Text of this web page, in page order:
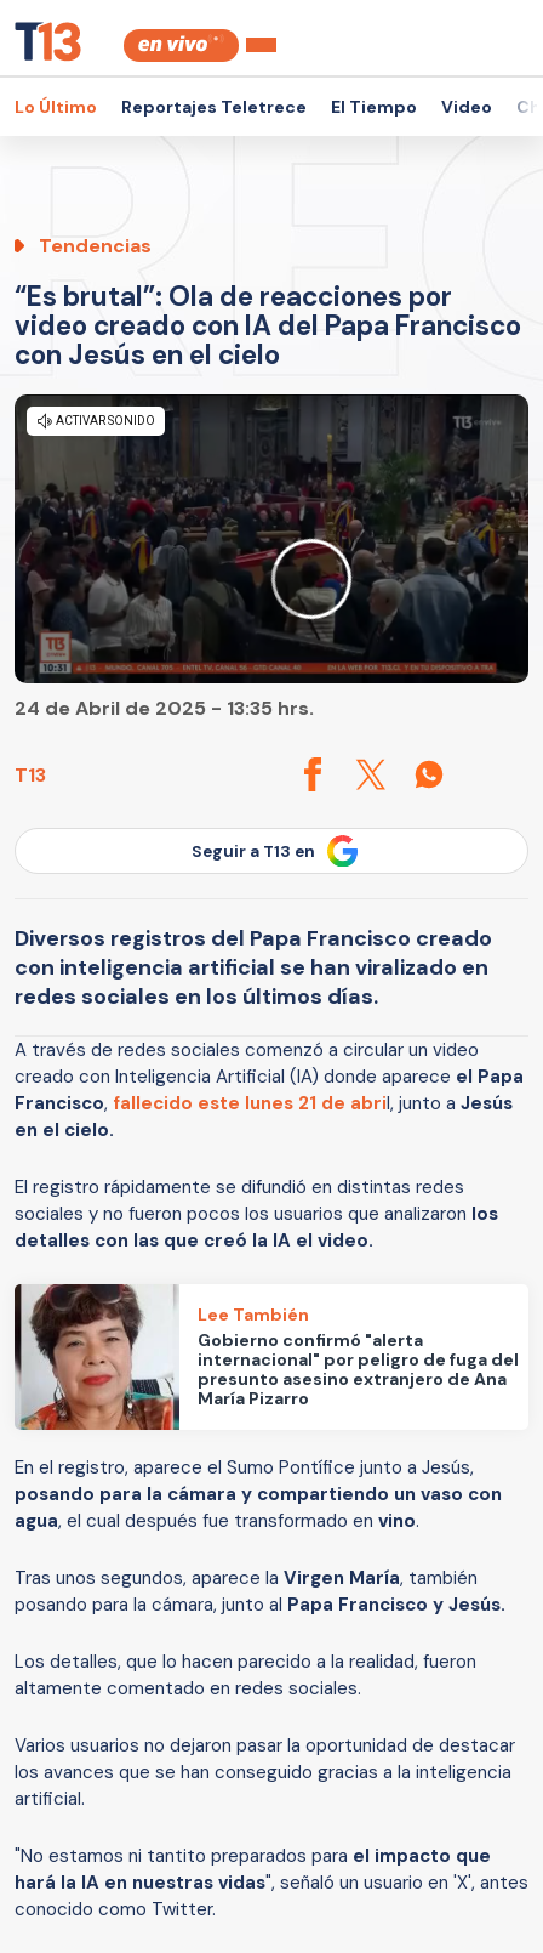
Lo Último Reportajes Teletrece El Tiempo Video
Tendencias
“Es brutal”: Ola de reacciones por
video creado con IA del Papa Francisco
con Jesús en el cielo
T13
24 de Abril de 2025 - 13:35 hrs.
Seguir a T13 en
Diversos registros del Papa Francisco creado
con inteligencia artificial se han viralizado en
redes sociales en los últimos días.
A través de redes sociales comenzó a circular un video
creado con Inteligencia Artificial (IA) donde aparece el Papa
Francisco, fallecido este lunes 21 de abril, junto a Jesús
en el cielo.
El registro rápidamente se difundió en distintas redes
sociales y no fueron pocos los usuarios que analizaron los
detalles con las que creó la IA el video.
Lee También
Gobierno confirmó "alerta
internacional" por peligro de fuga del
presunto asesino extranjero de Ana
María Pizarro
En el registro, aparece el Sumo Pontífice junto a Jesús,
posando para la cámara y compartiendo un vaso con
agua, el cual después fue transformado en vino.
Tras unos segundos, aparece la Virgen María, también
posando para la cámara, junto al Papa Francisco y Jesús.
Los detalles, que lo hacen parecido a la realidad, fueron
altamente comentado en redes sociales.
Varios usuarios no dejaron pasar la oportunidad de destacar
los avances que se han conseguido gracias a la inteligencia
artificial.
"No estamos ni tantito preparados para el impacto que
hará la IA en nuestras vidas", señaló un usuario en 'X', antes
conocido como Twitter.